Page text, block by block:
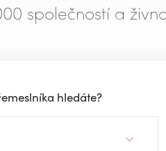
společností a
hledáte?